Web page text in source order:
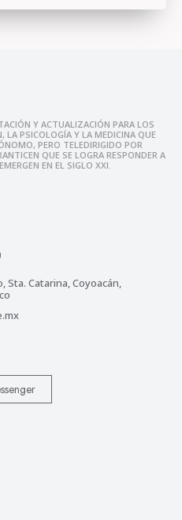
Y ACTUALIZACIÓN PARA LOS
LA PSICOLOGÍA Y LA MEDICINA QUE
PERO TELEDIRIGIDO POR
QUE SE LOGRA RESPONDER A
EN EL SIGLO XXI.
Sta. Catarina, Coyoacán,